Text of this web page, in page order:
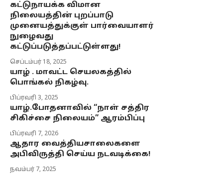
கட்டுநாயக்க விமான
நிலையத்தின் புறப்பாடு
முனையத்துக்குள் பார்வையாளர்
நுழைவது
கட்டுப்படுத்தப்பட்டுள்ளது!
செப்டம்பர் 18, 2025
யாழ் . மாவட்ட செயலகத்தில்
பொங்கல் நிகழ்வு.
பிப்ரவரி 3, 2025
யாழ்.போதனாவில் “நாள் சத்திர
சிகிச்சை நிலையம்” ஆரம்பிப்பு
பிப்ரவரி 7, 2026
ஆதார வைத்தியசாலைகளை
அபிவிருத்தி செய்ய நடவடிக்கை!
நவம்பர் 7, 2025